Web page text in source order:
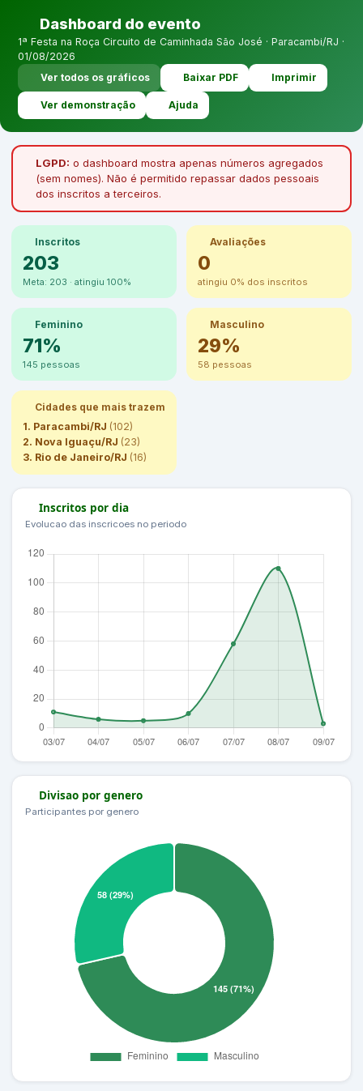
Dashboard do evento
1ª Festa na Roça Circuito de Caminhada São José · Paracambi/RJ ·
01/08/2026
Ver todos os gráficos
Baixar PDF Imprimir
Ver demonstração Ajuda
LGPD: o dashboard mostra apenas números agregados
(sem nomes). Não é permitido repassar dados pessoais
dos inscritos a terceiros.
Inscritos
203
Meta: 203 · atingiu 100%
Avaliações
0
atingiu 0% dos inscritos
Feminino
71%
145 pessoas
Masculino
29%
58 pessoas
Cidades que mais trazem
1. Paracambi/RJ (102)
2. Nova Iguaçu/RJ (23)
3. Rio de Janeiro/RJ (16)
Inscritos por dia
Evolucao das inscricoes no periodo
Divisao por genero
Participantes por genero